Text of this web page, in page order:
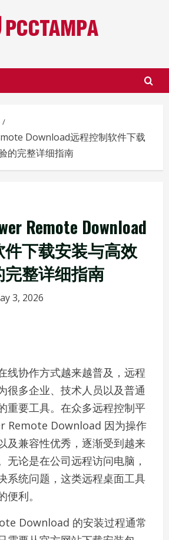
Download远程控制软件下载
的完整详细指南
Remote Download
下载安装与高效
整详细指南
3, 2026
线协作方式越来越普及，远程
很多企业、技术人员以及普通
重要工具。在众多远程控制平
Remote Download 因为操作
及兼容性优秀，逐渐受到越来
无论是在公司远程访问电脑，
系统问题，这类远程桌面工具
利。
Download 的安装过程通常